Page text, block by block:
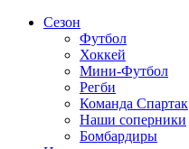
Сезон
Футбол
Хоккей
Мини-Футбол
Регби
Команда Спартак
Наши соперники
Бомбардиры